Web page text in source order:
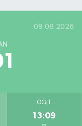
09.08.2026
ÖĞLE
13:09